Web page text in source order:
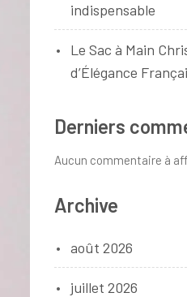
indispensable
Le Sac à Main
d’Élégance
Derniers
Aucun commentaire à
Archive
août 2026
juillet 2026